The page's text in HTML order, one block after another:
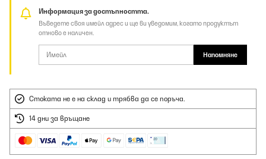
Информация за достъпността.
Въведете своя имейл адрес и ще ви уведомим, когато продуктът
отново е наличен.
Напомняне
Стоката не е на склад и трябва да се поръча.
14 дни за връщане